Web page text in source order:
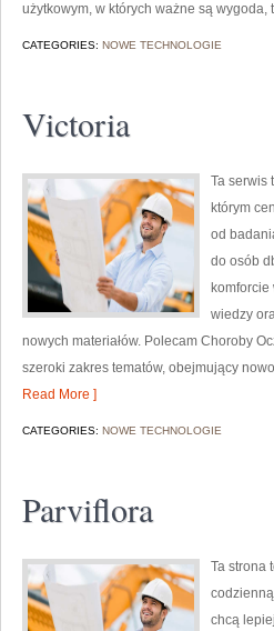
użytkowym, w których ważne są wygoda,
CATEGORIES: NOWE TECHNOLOGIE
Victoria
Ta serwis
którym
od
do osób
wiedzy
nowych materiałów. Polecam Choroby
szeroki zakres tematów, obejmujący
Read More ]
CATEGORIES: NOWE TECHNOLOGIE
Parviflora
Ta strona
chcą